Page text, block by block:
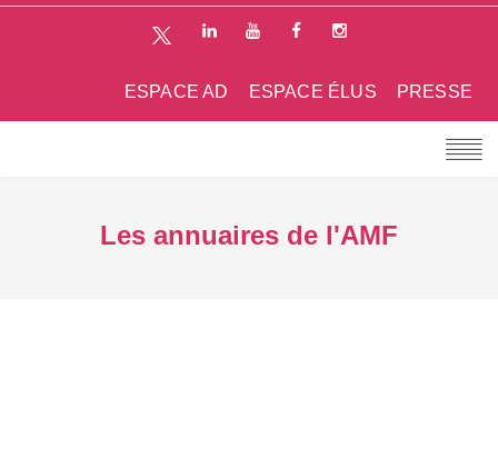
PRESSE
ESPACE ÉLUS
ESPACE AD
Les annuaires de l'AMF